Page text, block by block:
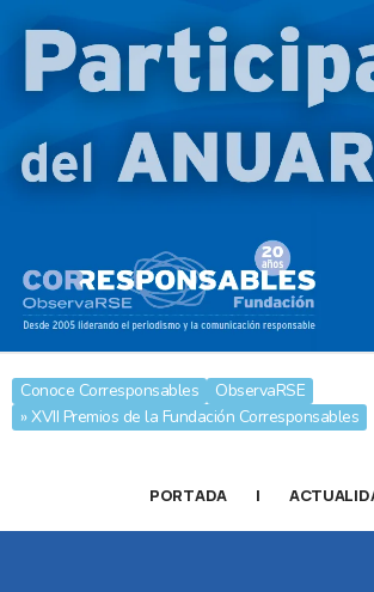
Conoce Corresponsables
ObservaRSE
» XVII Premios de la Fundación Corresponsables
PORTADA |